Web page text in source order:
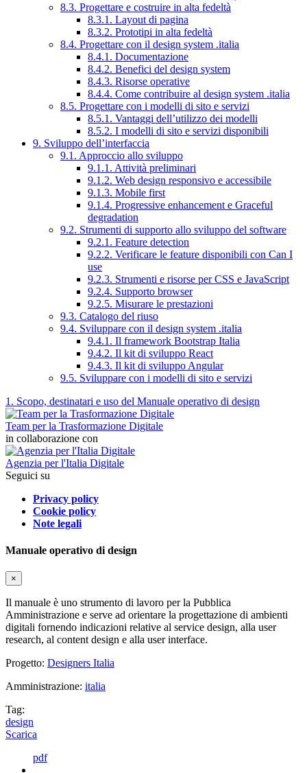
8.3. Progettare e costruire in alta fedeltà
8.3.1. Layout di pagina
8.3.2. Prototipi in alta fedeltà
8.4. Progettare con il design system .italia
8.4.1. Documentazione
8.4.2. Benefici del design system
8.4.3. Risorse operative
8.4.4. Come contribuire al design system .italia
8.5. Progettare con i modelli di sito e servizi
8.5.1. Vantaggi dell’utilizzo dei modelli
8.5.2. I modelli di sito e servizi disponibili
9. Sviluppo dell’interfaccia
9.1. Approccio allo sviluppo
9.1.1. Attività preliminari
9.1.2. Web design responsivo e accessibile
9.1.3. Mobile first
9.1.4. Progressive enhancement e Graceful
degradation
9.2. Strumenti di supporto allo sviluppo del software
9.2.1. Feature detection
9.2.2. Verificare le feature disponibili con Can I
use
9.2.3. Strumenti e risorse per CSS e JavaScript
9.2.4. Supporto browser
9.2.5. Misurare le prestazioni
9.3. Catalogo del riuso
9.4. Sviluppare con il design system .italia
9.4.1. Il framework Bootstrap Italia
9.4.2. Il kit di sviluppo React
9.4.3. Il kit di sviluppo Angular
9.5. Sviluppare con i modelli di sito e servizi
1. Scopo, destinatari e uso del Manuale operativo di design
Team per la Trasformazione Digitale
in collaborazione con
Agenzia per l'Italia Digitale
Seguici su
Privacy policy
Cookie policy
Note legali
Manuale operativo di design
×
Il manuale è uno strumento di lavoro per la Pubblica
Amministrazione e serve ad orientare la progettazione di ambienti
digitali fornendo indicazioni relative al service design, alla user
research, al content design e alla user interface.
Progetto: Designers Italia
Amministrazione: italia
Tag:
design
Scarica
pdf